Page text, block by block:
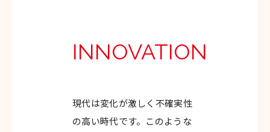
INNOVATION
現代は変化が激しく不確実性
の高い時代です。このような